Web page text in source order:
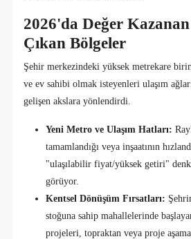
2026'da Değer
Çıkan Bölgeler
Şehir merkezindeki yüksek metrekare
ve ev sahibi olmak isteyenleri ulaşım
gelişen akslara yönlendirdi.
Yeni Metro ve Ulaşım Hatları:
tamamlandığı veya inşaatının
"ulaşılabilir fiyat/yüksek getiri"
görüyor.
Kentsel Dönüşüm Fırsatları:
stoğuna sahip mahallelerinde
projeleri, topraktan veya proje